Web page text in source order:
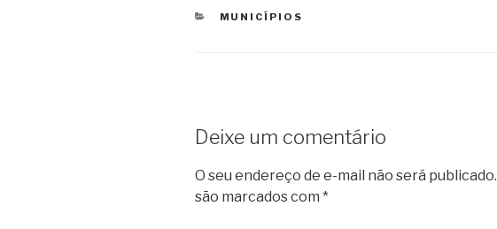
CATEGORIAS
MUNICÍPIOS
Deixe um comentário
O seu endereço de e-mail não será publicado.
são marcados com *